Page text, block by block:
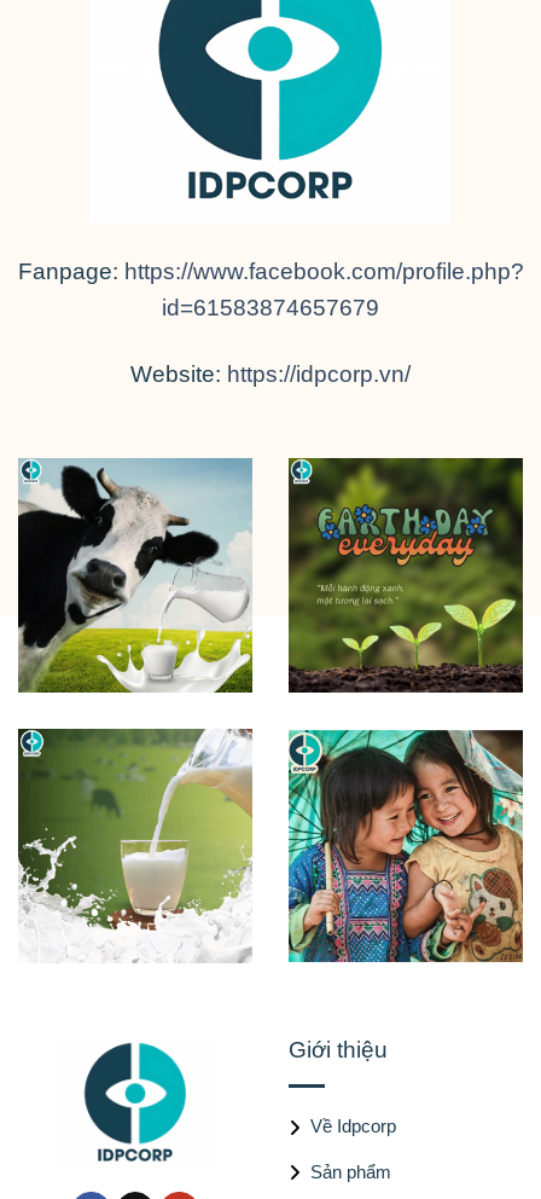
Fanpage: https://www.facebook.com/profile.php?
id=61583874657679
Website: https://idpcorp.vn/
Giới thiệu
Về Idpcorp
Sản phẩm